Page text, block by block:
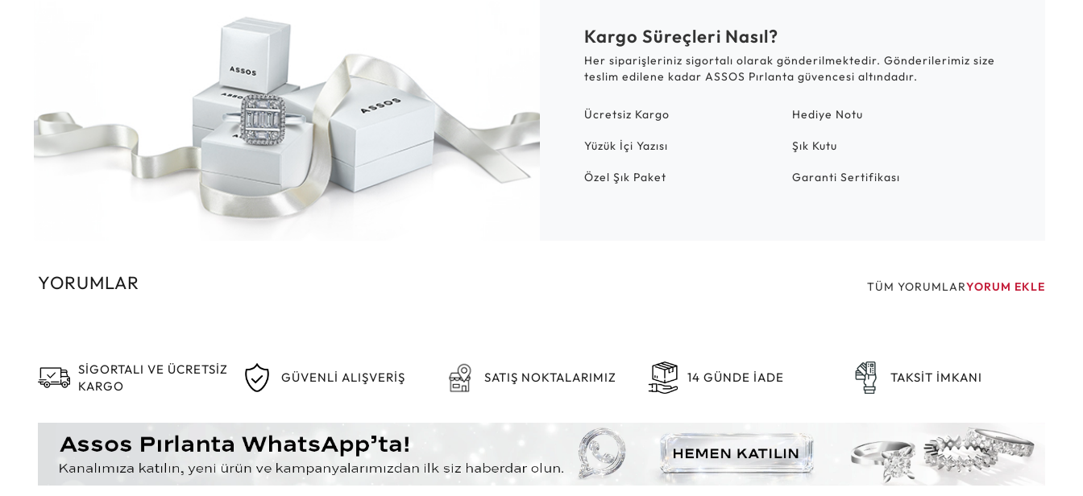
Kargo Süreçleri Nasıl?
Her siparişleriniz sigortalı olarak gönderilmektedir. Gönderilerimiz size
teslim edilene kadar ASSOS Pırlanta güvencesi altındadır.
Ücretsiz Kargo Hediye Notu
Yüzük İçi Yazısı Şık Kutu
Özel Şık Paket Garanti Sertifikası
YORUMLAR TÜM YORUMLARYORUM EKLE
SİGORTALI VE ÜCRETSİZ
KARGO
GÜVENLİ ALIŞVERİŞ SATIŞ NOKTALARIMIZ 14 GÜNDE İADE TAKSİT İMKANI